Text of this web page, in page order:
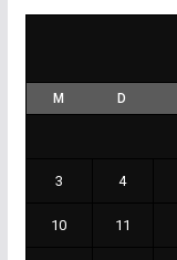
M D
3 4
10 11